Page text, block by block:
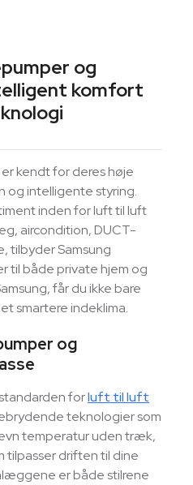
og
komfort
kendt for deres høje
og intelligente styring.
inden for luft til luft
aircondition, DUCT-
tilbyder Samsung
til både private hjem og
får du ikke bare
smartere indeklima.
og
forluft til luft
teknologier som
temperatur uden træk,
tilpasser driften til dine
er både stilrene